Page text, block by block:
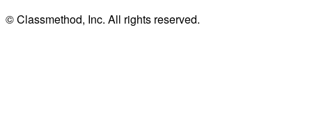
© Classmethod, Inc. All rights reserved.